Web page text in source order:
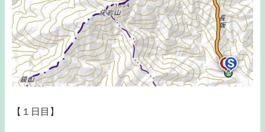
【１日目】